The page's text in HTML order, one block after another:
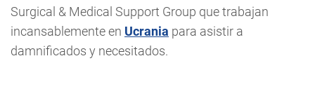
Surgical & Medical Support Group que trabajan
incansablemente en Ucrania para asistir a
damnificados y necesitados.